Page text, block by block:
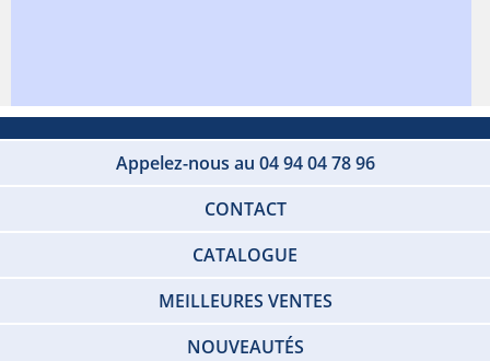
Appelez-nous au 04 94 04 78 96
CONTACT
CATALOGUE
MEILLEURES VENTES
NOUVEAUTÉS